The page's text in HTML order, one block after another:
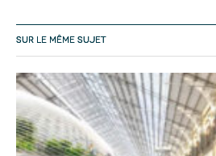
SUR LE MÊME SUJET